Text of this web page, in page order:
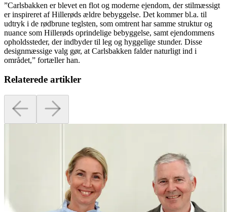
”Carlsbakken er blevet en flot og moderne ejendom, der stilmæssigt
er inspireret af Hillerøds ældre bebyggelse. Det kommer bl.a. til
udtryk i de rødbrune teglsten, som omtrent har samme struktur og
nuance som Hillerøds oprindelige bebyggelse, samt ejendommens
opholdssteder, der indbyder til leg og hyggelige stunder. Disse
designmæssige valg gør, at Carlsbakken falder naturligt ind i
området,” fortæller han.
Relaterede artikler